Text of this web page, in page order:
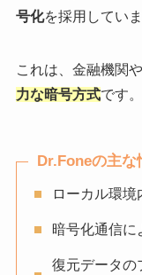
号化を採用していま
これは、金融機関
力な暗号方式です。
Dr.Foneの主
ローカル環境
暗号化通信に
復元データの